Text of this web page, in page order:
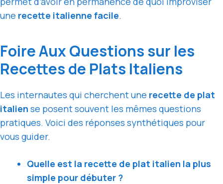
une recette italienne facile.
Foire Aux Questions sur les
Recettes de Plats Italiens
Les internautes qui cherchent une recette de plat
italien se posent souvent les mêmes questions
pratiques. Voici des réponses synthétiques pour
vous guider.
Quelle est la recette de plat italien la plus
simple pour débuter ?